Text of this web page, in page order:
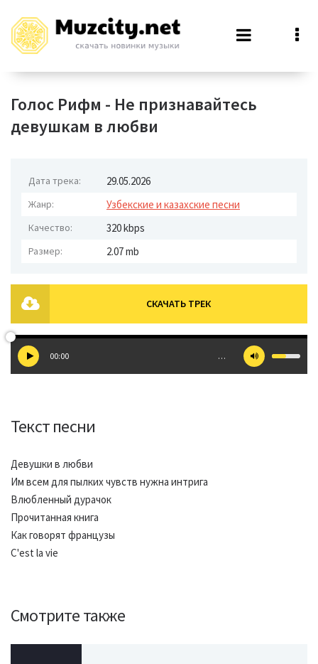
Голос Рифм - Не признавайтесь
девушкам в любви
Дата трека: 29.05.2026
Жанр: Узбекские и казахские песни
Качество: 320 kbps
Размер: 2.07 mb
СКАЧАТЬ ТРЕК
00:00 …
Текст песни
Девушки в любви
Им всем для пылких чувств нужна интрига
Влюбленный дурачок
Прочитанная книга
Как говорят французы
C'est la vie
Смотрите также